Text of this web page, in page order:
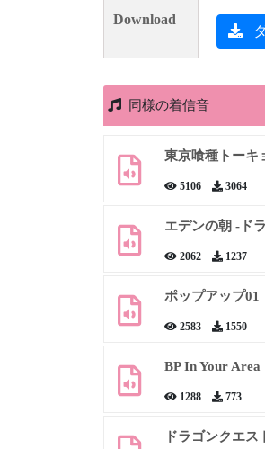
Download
同様の着信音
東京喰種トーキ
5106 3064
エデンの朝 -ド
2062 1237
ポップアップ01
2583 1550
BP In Your Area
1288 773
ドラゴンクエス